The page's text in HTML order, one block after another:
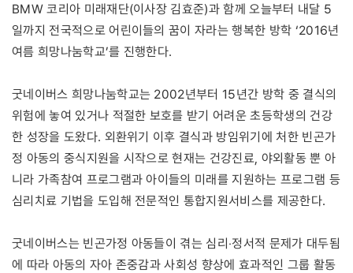
BMW 코리아 미래재단(이사장 김효준)과 함께 오늘부터 내달 5
일까지 전국적으로 어린이들의 꿈이 자라는 행복한 방학 ‘2016년
여름 희망나눔학교’를 진행한다.
굿네이버스 희망나눔학교는 2002년부터 15년간 방학 중 결식의
위험에 놓여 있거나 적절한 보호를 받기 어려운 초등학생의 건강
한 성장을 도왔다. 외환위기 이후 결식과 방임위기에 처한 빈곤가
정 아동의 중식지원을 시작으로 현재는 건강진료, 야외활동 뿐 아
니라 가족참여 프로그램과 아이들의 미래를 지원하는 프로그램 등
심리치료 기법을 도입해 전문적인 통합지원서비스를 제공한다.
굿네이버스는 빈곤가정 아동들이 겪는 심리‧정서적 문제가 대두됨
에 따라 아동의 자아 존중감과 사회성 향상에 효과적인 그룹 활동